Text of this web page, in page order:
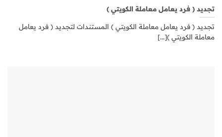
تجديد ( فرد يعامل معاملة الكويتي )
تجديد ( فرد يعامل معاملة الكويتي ) المستندات لتجديد ( فرد يعامل
معاملة الكويتي )[...]